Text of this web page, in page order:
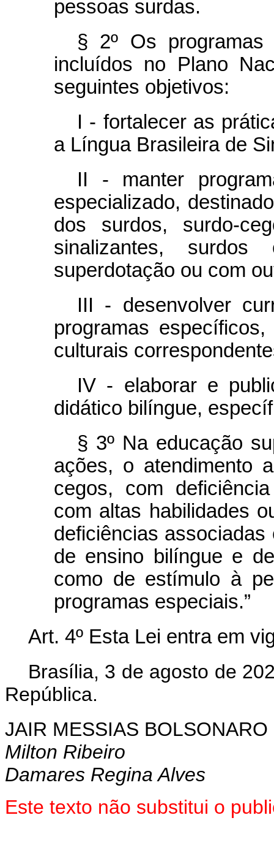
pessoas surdas.
§ 2º Os
incluídos no Plano
seguintes objetivos:
I - fortalecer as
a Língua Brasileira de
II - manter
especializado,
dos surdos, surdo-
sinalizantes,
superdotação ou com
III - desenvolver
programas
culturais
IV - elaborar e
didático bilíngue,
§ 3º Na educação
ações, o atendimento
cegos, com
com altas habilidades
deficiências
de ensino bilíngue e
como de estímulo à
programas especiais.”
Art. 4º Esta Lei entra em
Brasília, 3 de agosto de
República.
JAIR MESSIAS BOLSONARO
Milton Ribeiro
Damares Regina Alves
Este texto não substitui o